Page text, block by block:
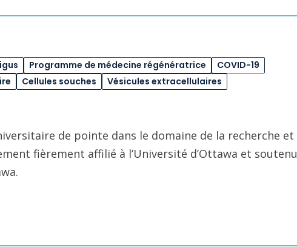
Programme de médecine régénératrice
COVID-19
Cellules souches Vésicules extracellulaires
de pointe dans le domaine de la recherche et
fièrement affilié à l’Université d’Ottawa et soutenu